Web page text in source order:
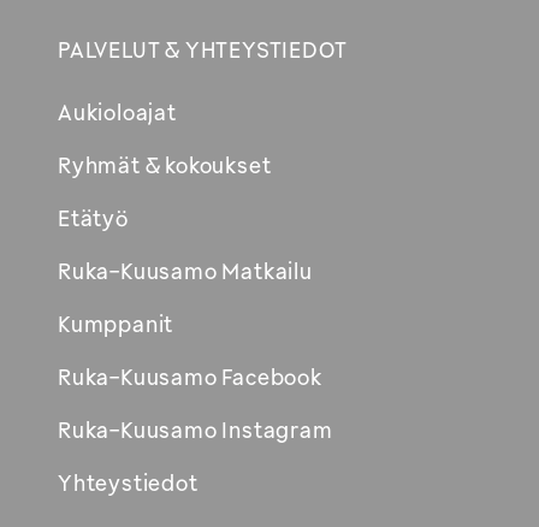
PALVELUT & YHTEYSTIEDOT
Aukioloajat
Ryhmät & kokoukset
Etätyö
Ruka-Kuusamo Matkailu
Kumppanit
Ruka-Kuusamo Facebook
Ruka-Kuusamo Instagram
Yhteystiedot